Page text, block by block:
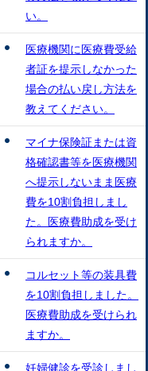
い。
医療機関に医療費受給
者証を提示しなかった
場合の払い戻し方法を
教えてください。
マイナ保険証または資
格確認書等を医療機関
へ提示しないまま医療
費を10割負担しまし
た。医療費助成を受け
られますか。
コルセット等の装具費
を10割負担しました。
医療費助成を受けられ
ますか。
妊婦健診を受診しまし